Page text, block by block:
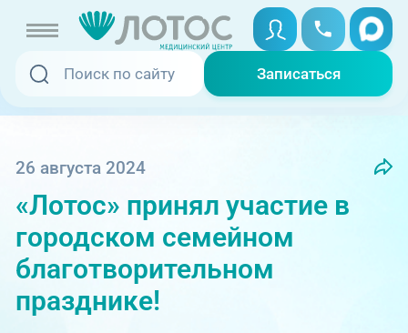
Записаться
Записаться
Специалисты
Акции
Отзывы
Записаться онлайн
Вызвать скорую
Медицина на дому
Телемедицина
26 августа 2024
«Лотос» принял участие в
городском семейном
благотворительном
празднике!